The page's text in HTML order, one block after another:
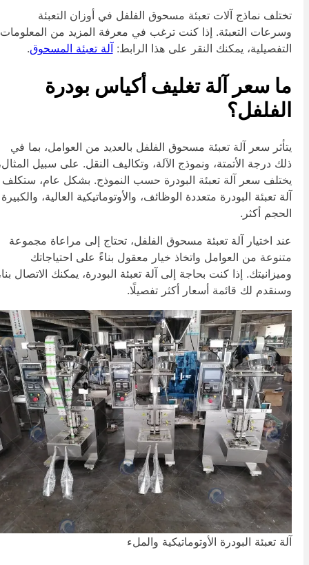
تختلف نماذج آلات تعبئة مسحوق الفلفل في أوزان التعبئة
وسرعات التعبئة. إذا كنت ترغب في معرفة المزيد من المعلومات
التفصيلية، يمكنك النقر على هذا الرابط:آلة تعبئة المسحوق.
ما سعر آلة تغليف أكياس بودرة
الفلفل؟
يتأثر سعر آلة تعبئة مسحوق الفلفل بالعديد من العوامل، بما في
ذلك درجة الأتمتة، ونموذج الآلة، وتكاليف النقل. على سبيل المثال،
يختلف سعر آلة تعبئة البودرة حسب النموذج. بشكل عام، ستكلف
آلة تعبئة البودرة متعددة الوظائف، والأوتوماتيكية العالية، والكبيرة
الحجم أكثر.
عند اختيار آلة تعبئة مسحوق الفلفل، تحتاج إلى مراعاة مجموعة
متنوعة من العوامل واتخاذ خيار معقول بناءً على احتياجاتك
وميزانيتك. إذا كنت بحاجة إلى آلة تعبئة البودرة، يمكنك الاتصال بنا،
وسنقدم لك قائمة أسعار أكثر تفصيلًا.
آلة تعبئة البودرة الأوتوماتيكية والملء